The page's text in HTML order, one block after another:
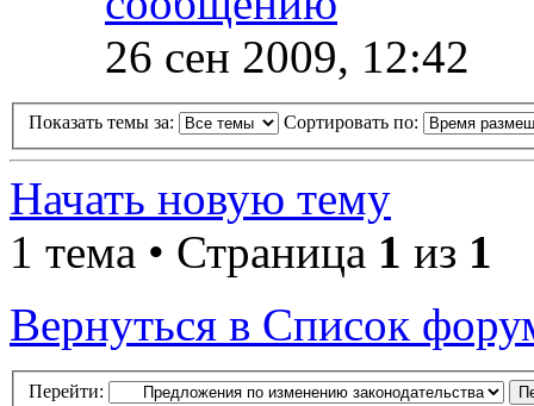
26 сен 2009, 12:42
Показать темы за: Сортировать по:
Начать новую тему
1 тема • Страница 1 из 1
Вернуться в Список
Перейти: